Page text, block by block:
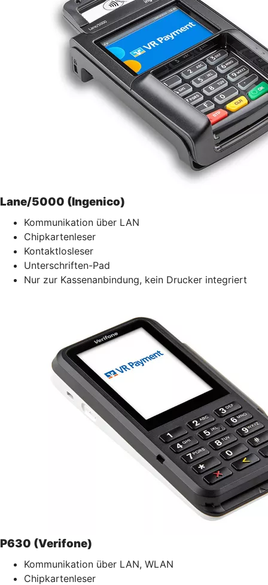
Lane/5000 (Ingenico)
Kommunikation über LAN
Chipkartenleser
Kontaktlosleser
Unterschriften-Pad
Nur zur Kassenanbindung, kein Drucker integriert
P630 (Verifone)
Kommunikation über LAN, WLAN
Chipkartenleser